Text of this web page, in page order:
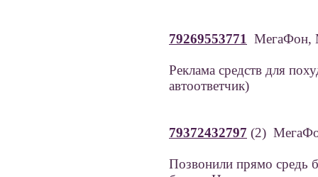
79269553771
Реклама средств для
автоответчик)
79372432797 (2)
Позвонили прямо средь